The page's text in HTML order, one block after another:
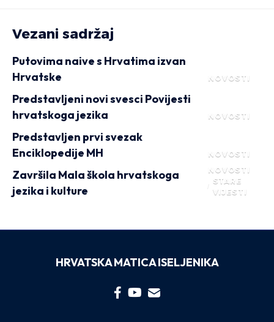
Vezani sadržaj
NOVOSTI
Putovima naive s Hrvatima izvan
Hrvatske
NOVOSTI
Predstavljeni novi svesci Povijesti
hrvatskoga jezika
NOVOSTI
Predstavljen prvi svezak
Enciklopedije MH
NOVOSTI
STARE
VIJESTI
Završila Mala škola hrvatskoga
jezika i kulture
HRVATSKA MATICA ISELJENIKA